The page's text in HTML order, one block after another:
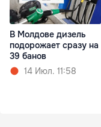
В Молдове дизель
подорожает сразу на
39 банов
14 Июл. 11:58